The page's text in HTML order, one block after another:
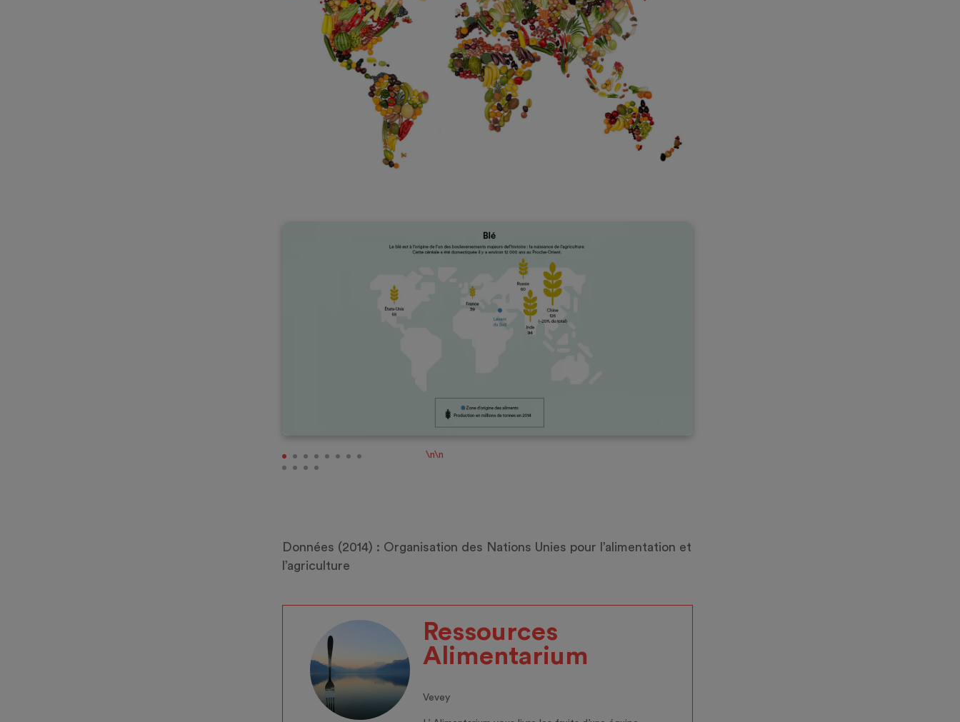
\n\n
Données (2014) : Organisation des Nations Unies pour l’alimentation et
l’agriculture
Ressources
Alimentarium
Vevey